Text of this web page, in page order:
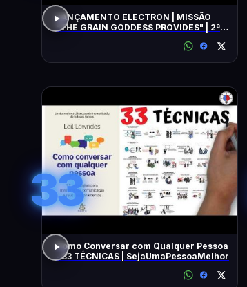
LANÇAMENTO ELECTRON | MISSÃO
"THE GRAIN GODDESS PROVIDES" | 2ª
33
Como Conversar com Qualquer Pessoa
- 33 TÉCNICAS | SejaUmaPessoaMelhor